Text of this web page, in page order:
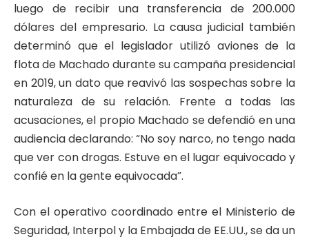
luego de recibir una transferencia de 200.000
dólares del empresario. La causa judicial también
determinó que el legislador utilizó aviones de la
flota de Machado durante su campaña presidencial
en 2019, un dato que reavivó las sospechas sobre la
naturaleza de su relación. Frente a todas las
acusaciones, el propio Machado se defendió en una
audiencia declarando: “No soy narco, no tengo nada
que ver con drogas. Estuve en el lugar equivocado y
confié en la gente equivocada”.
Con el operativo coordinado entre el Ministerio de
Seguridad, Interpol y la Embajada de EE.UU., se da un